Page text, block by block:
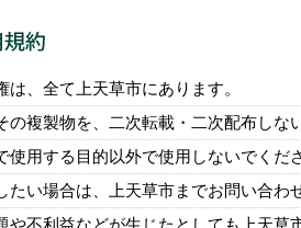
、全て上天草市にあります。
複製物を、二次転載・二次配布しな
用する目的以外で使用しないでくだ
たい場合は、上天草市までお問い合わ
不利益などが生じたとしても上天草